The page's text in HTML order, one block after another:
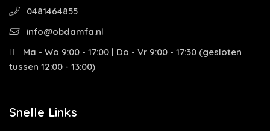
0481464855
info@obdamfa.nl
Ma - Wo 9:00 - 17:00 | Do - Vr 9:00 - 17:30 (gesloten
tussen 12:00 - 13:00)
Snelle Links